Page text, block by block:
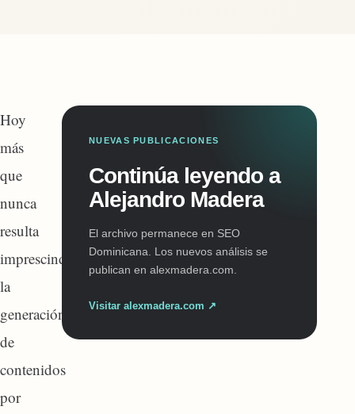
Hoy
más
que
nunca
resulta
imprescindible
la
generación
de
contenidos
por
NUEVAS PUBLICACIONES
Continúa leyendo a
Alejandro Madera
El archivo permanece en SEO
Dominicana. Los nuevos análisis se
publican en alexmadera.com.
Visitar alexmadera.com ↗